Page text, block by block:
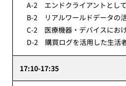
A-2 エンドクライアントとし
B-2 リアルワールドデータの
C-2 医療機器・デバイスにお
D-2 購買ログを活用した生活
17:10-17:35